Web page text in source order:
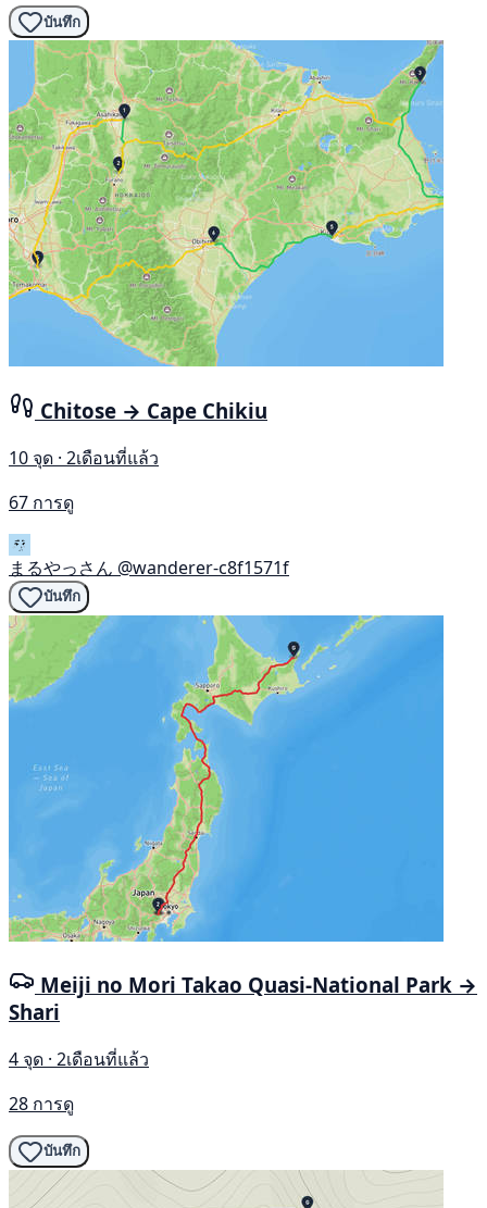
บันทึก
Chitose → Cape Chikiu
10 จุด · 2เดือนที่แล้ว
67 การดู
まるやっさん @wanderer-c8f1571f
บันทึก
Meiji no Mori Takao Quasi-National Park →
Shari
4 จุด · 2เดือนที่แล้ว
28 การดู
บันทึก